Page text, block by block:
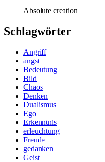
Absolute creation
Schlagwörter
Angriff
angst
Bedeutung
Bild
Chaos
Denken
Dualismus
Ego
Erkenntnis
erleuchtung
Freude
gedanken
Geist